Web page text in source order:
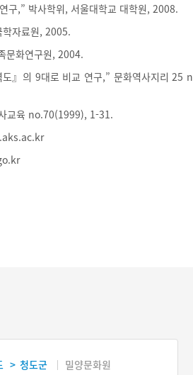
구,” 박사학위, 서울대학교 대학원, 2008.
학자료원, 2005.
문화연구원, 2004.
』의 9대로 비교 연구,” 문화역사지리 25 n
교육 no.70(1999), 1-31.
> 청도군 밀양문화원